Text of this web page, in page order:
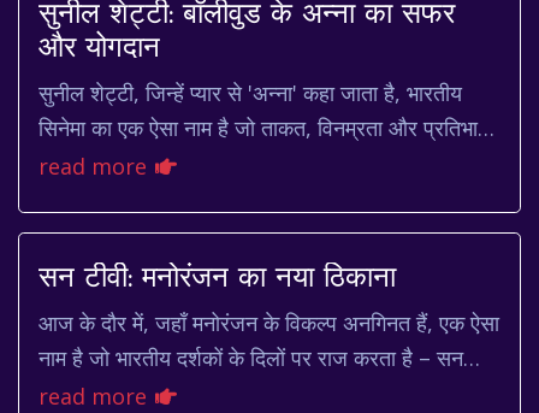
सुनील शेट्टी: बॉलीवुड के अन्ना का सफर
और योगदान
सुनील शेट्टी, जिन्हें प्यार से 'अन्ना' कहा जाता है, भारतीय
सिनेमा का एक ऐसा नाम है जो ताकत, विनम्रता और प्रतिभा
का पर्याय है। 90 के दशक में अपने करियर...
read more
सन टीवी: मनोरंजन का नया ठिकाना
आज के दौर में, जहाँ मनोरंजन के विकल्प अनगिनत हैं, एक ऐसा
नाम है जो भारतीय दर्शकों के दिलों पर राज करता है – सन
टीवी। यह सिर्फ एक टेलीविजन चैनल नहीं है...
read more